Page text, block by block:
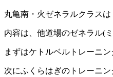
丸亀南・火ゼネラルクラス
内容は、他道場のゼネラル(
まずはケトルベルトレーニン
次にふくらはぎのトレーニン